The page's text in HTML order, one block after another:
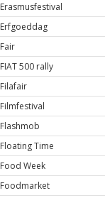
Erasmusfestival
Erfgoeddag
Fair
FIAT 500 rally
Filafair
Filmfestival
Flashmob
Floating Time
Food Week
Foodmarket